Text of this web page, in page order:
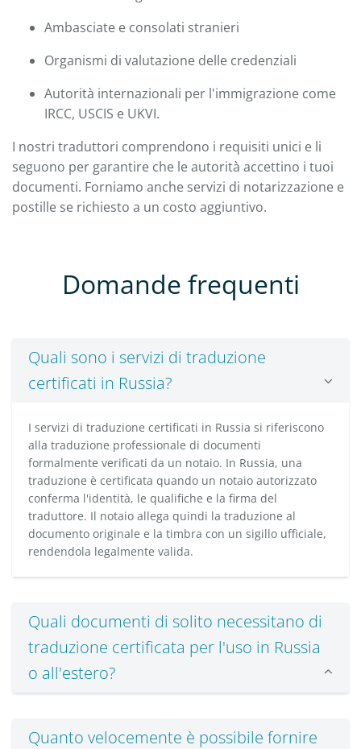
Ambasciate e consolati stranieri
Organismi di valutazione delle credenziali
Autorità internazionali per l'immigrazione come
IRCC, USCIS e UKVI.
I nostri traduttori comprendono i requisiti unici e li
seguono per garantire che le autorità accettino i tuoi
documenti. Forniamo anche servizi di notarizzazione e
postille se richiesto a un costo aggiuntivo.
Domande frequenti
Quali sono i servizi di traduzione
certificati in Russia?
I servizi di traduzione certificati in Russia si riferiscono
alla traduzione professionale di documenti
formalmente verificati da un notaio. In Russia, una
traduzione è certificata quando un notaio autorizzato
conferma l'identità, le qualifiche e la firma del
traduttore. Il notaio allega quindi la traduzione al
documento originale e la timbra con un sigillo ufficiale,
rendendola legalmente valida.
Quali documenti di solito necessitano di
traduzione certificata per l'uso in Russia
o all'estero?
Quanto velocemente è possibile fornire